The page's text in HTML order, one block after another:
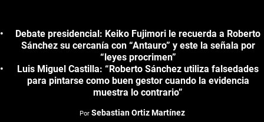
Debate presidencial: Keiko Fujimori le recuerda a Roberto
Sánchez su cercanía con “Antauro” y este la señala por
“leyes procrimen”
Luis Miguel Castilla: “Roberto Sánchez utiliza falsedades
para pintarse como buen gestor cuando la evidencia
muestra lo contrario”
Por Sebastian Ortiz Martínez